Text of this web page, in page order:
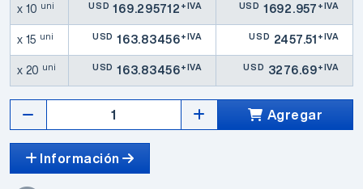
x 10 uni USD 169.295712 +IVA USD 1692.957 +IVA
x 15 uni USD 163.83456 +IVA USD 2457.51 +IVA
x 20 uni USD 163.83456 +IVA USD 3276.69 +IVA
Agregar
Información